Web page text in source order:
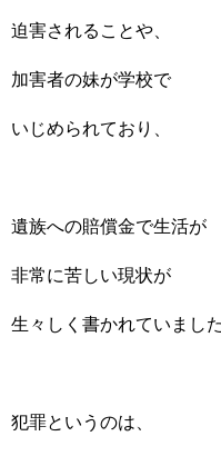
迫害されることや、
加害者の妹が学校で
いじめられており、
遺族への賠償金で生活が
非常に苦しい現状が
生々しく書かれていました
犯罪というのは、